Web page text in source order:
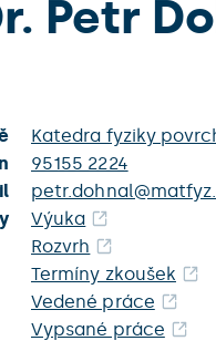
Petr
Katedra fyziky
95155 2224
Výuka
Rozvrh
Termíny zkoušek
Vedené práce
Vypsané práce